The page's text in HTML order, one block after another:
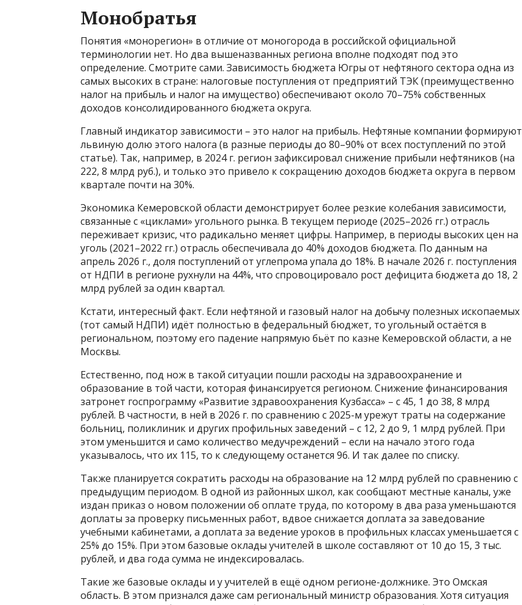
Монобратья
Понятия «монорегион» в отличие от моногорода в российской официальной
терминологии нет. Но два вышеназванных региона вполне подходят под это
определение. Смотрите сами. Зависимость бюджета Югры от нефтяного сектора одна из
самых высоких в стране: налоговые поступления от предприятий ТЭК (преимущественно
налог на прибыль и налог на имущество) обеспечивают около 70–75% собственных
доходов консолидированного бюджета округа.
Главный индикатор зависимости – это налог на прибыль. Нефтяные компании формируют
львиную долю этого налога (в разные периоды до 80–90% от всех поступлений по этой
статье). Так, например, в 2024 г. регион зафиксировал снижение прибыли нефтяников (на
222, 8 млрд руб.), и только это привело к сокращению доходов бюджета округа в первом
квартале почти на 30%.
Экономика Кемеровской области демонстрирует более резкие колебания зависимости,
связанные с «циклами» угольного рынка. В текущем периоде (2025–2026 гг.) отрасль
переживает кризис, что радикально меняет цифры. Например, в периоды высоких цен на
уголь (2021–2022 гг.) отрасль обеспечивала до 40% доходов бюджета. По данным на
апрель 2026 г., доля поступлений от углепрома упала до 18%. В начале 2026 г. поступления
от НДПИ в регионе рухнули на 44%, что спровоцировало рост дефицита бюджета до 18, 2
млрд рублей за один квартал.
Кстати, интересный факт. Если нефтяной и газовый налог на добычу полезных ископаемых
(тот самый НДПИ) идёт полностью в федеральный бюджет, то угольный остаётся в
региональном, поэтому его падение напрямую бьёт по казне Кемеровской области, а не
Москвы.
Естественно, под нож в такой ситуации пошли расходы на здравоохранение и
образование в той части, которая финансируется регионом. Снижение финансирования
затронет госпрограмму «Развитие здравоохранения Кузбасса» – с 45, 1 до 38, 8 млрд
рублей. В частности, в ней в 2026 г. по сравнению с 2025-м урежут траты на содержание
больниц, поликлиник и других профильных заведений – с 12, 2 до 9, 1 млрд рублей. При
этом уменьшится и само количество медучреждений – если на начало этого года
указывалось, что их 115, то к следующему останется 96. И так далее по списку.
Также планируется сократить расходы на образование на 12 млрд рублей по сравнению с
предыдущим периодом. В одной из районных школ, как сообщают местные каналы, уже
издан приказ о новом положении об оплате труда, по которому в два раза уменьшаются
доплаты за проверку письменных работ, вдвое снижается доплата за заведование
учебными кабинетами, а доплата за ведение уроков в профильных классах уменьшается с
25% до 15%. При этом базовые оклады учителей в школе составляют от 10 до 15, 3 тыс.
рублей, и два года сумма не индексировалась.
Такие же базовые оклады и у учителей в ещё одном регионе-должнике. Это Омская
область. В этом признался даже сам региональный министр образования. Хотя ситуация